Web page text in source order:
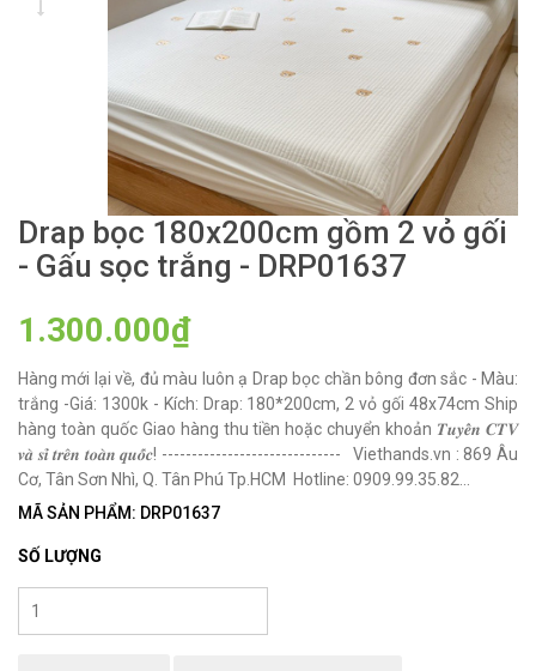
Drap bọc 180x200cm gồm 2 vỏ gối
- Gấu sọc trắng - DRP01637
1.300.000₫
Hàng mới lại về, đủ màu luôn ạ Drap bọc chần bông đơn sắc - Màu:
trắng -Giá: 1300k - Kích: Drap: 180*200cm, 2 vỏ gối 48x74cm Ship
hàng toàn quốc Giao hàng thu tiền hoặc chuyển khoản 𝑻𝒖𝒚𝒆̂̉𝒏 𝑪𝑻𝑽
𝒗𝒂̀ 𝒔𝒊̉ 𝒕𝒓𝒆̂𝒏 𝒕𝒐𝒂̀𝒏 𝒒𝒖𝒐̂́𝒄! ------------------------------ Viethands.vn : 869 Âu
Cơ, Tân Sơn Nhì, Q. Tân Phú Tp.HCM Hotline: 0909.99.35.82...
MÃ SẢN PHẨM: DRP01637
SỐ LƯỢNG